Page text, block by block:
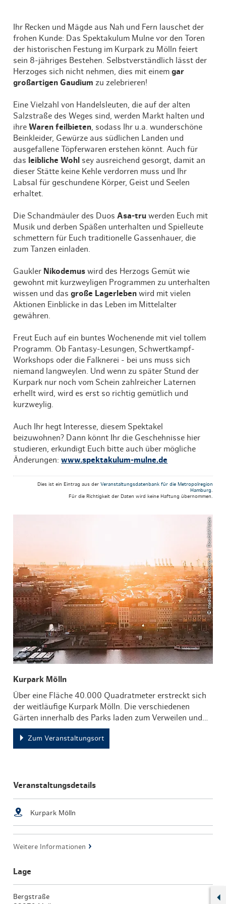
Ihr Recken und Mägde aus Nah und Fern lauschet der
frohen Kunde: Das Spektakulum Mulne vor den Toren
der historischen Festung im Kurpark zu Mölln feiert
sein 8-jähriges Bestehen. Selbstverständlich lässt der
Herzoges sich nicht nehmen, dies mit einemgar
großartigen Gaudium zu zelebrieren!
Eine Vielzahl von Handelsleuten, die auf der alten
Salzstraße des Weges sind, werden Markt halten und
ihreWaren feilbieten, sodass Ihr u.a. wunderschöne
Beinkleider, Gewürze aus südlichen Landen und
ausgefallene Töpferwaren erstehen könnt. Auch für
das leibliche Wohl sey ausreichend gesorgt, damit an
dieser Stätte keine Kehle verdorren muss und Ihr
Labsal für geschundene Körper, Geist und Seelen
erhaltet.
Die Schandmäuler des DuosAsa-tru werden Euch mit
Musik und derben Späßen unterhalten und Spielleute
schmettern für Euch traditionelle Gassenhauer, die
zum Tanzen einladen.
Gaukler Nikodemus wird des Herzogs Gemüt wie
gewohnt mit kurzweyligen Programmen zu unterhalten
wissen und dasgroße Lagerleben wird mit vielen
Aktionen Einblicke in das Leben im Mittelalter
gewähren.
Freut Euch auf ein buntes Wochenende mit viel tollem
Programm. Ob Fantasy-Lesungen, Schwertkampf-
Workshops oder die Falknerei - bei uns muss sich
niemand langweylen. Und wenn zu später Stund der
Kurpark nur noch vom Schein zahlreicher Laternen
erhellt wird, wird es erst so richtig gemütlich und
kurzweylig.
Auch Ihr hegt Interesse, diesem Spektakel
beizuwohnen? Dann könnt Ihr die Geschehnisse hier
studieren, erkundigt Euch bitte auch über mögliche
Änderungen:www.spektakulum-mulne.de
Dies ist ein Eintrag aus der Veranstaltungsdatenbank für die Metropolregion
Hamburg.
Für die Richtigkeit der Daten wird keine Haftung übernommen.
© mediaserver.hamburg.de / DoubleVision
Kurpark Mölln
Über eine Fläche 40.000 Quadratmeter erstreckt sich
der weitläufige Kurpark Mölln. Die verschiedenen
Gärten innerhalb des Parks laden zum Verweilen und…
Zum Veranstaltungsort
Veranstaltungsdetails
Kurpark Mölln
Weitere Informationen
Lage
Bergstraße